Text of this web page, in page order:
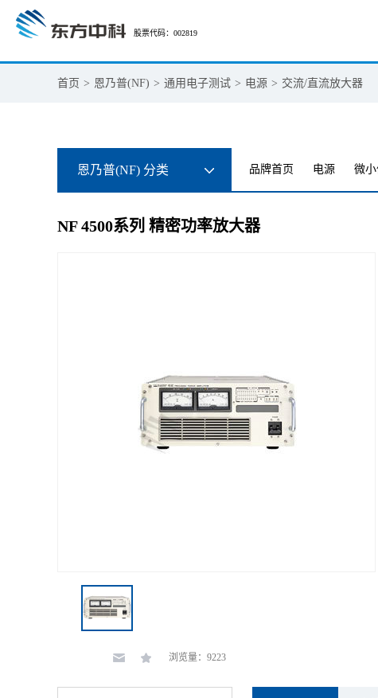
股票代码：002819
首页 > 恩乃普(NF) > 通用电子测试 > 电源 > 交流/直流放大器
恩乃普(NF) 分类 品牌首页 电源 微
NF 4500系列 精密功率放大器
浏览量：9223